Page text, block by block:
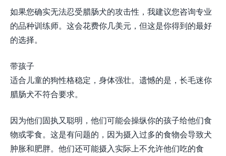
如果您确实无法忍受腊肠犬的攻击性，我建议您咨询专业
的品种训练师。这会花费你几美元，但这是你得到的最好
的选择。
带孩子
适合儿童的狗性格稳定，身体强壮。遗憾的是，长毛迷你
腊肠犬不符合要求。
因为他们固执又聪明，他们可能会操纵你的孩子给他们食
物或零食。这是有问题的，因为摄入过多的食物会导致犬
肿胀和肥胖。他们还可能摄入实际上不允许他们吃的食